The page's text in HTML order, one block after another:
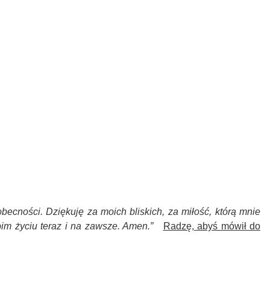
Dziękuję za moich bliskich, za miłość, którą mnie
życiu teraz i na zawsze. Amen.”
Radzę, abyś mówił do